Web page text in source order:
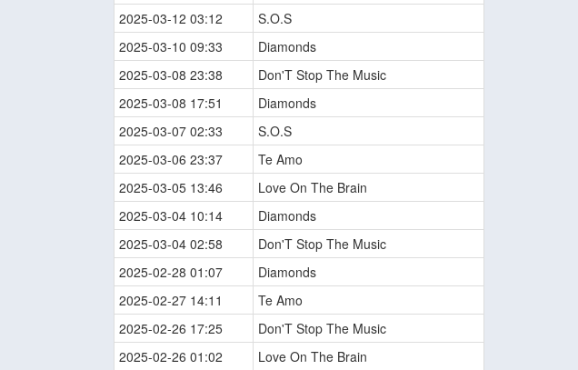
2025-03-12 03:12
S.O.S
2025-03-10 09:33
Diamonds
2025-03-08 23:38
Don'T Stop The Music
2025-03-08 17:51
Diamonds
2025-03-07 02:33
S.O.S
2025-03-06 23:37
Te Amo
2025-03-05 13:46
Love On The Brain
2025-03-04 10:14
Diamonds
2025-03-04 02:58
Don'T Stop The Music
2025-02-28 01:07
Diamonds
2025-02-27 14:11
Te Amo
2025-02-26 17:25
Don'T Stop The Music
2025-02-26 01:02
Love On The Brain